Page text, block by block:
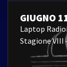
GIUGNO
Laptop
Stagione VIII